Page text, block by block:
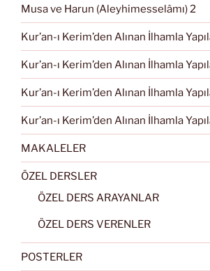
Musa ve Harun (Aleyhimesselâmı) 2
Kur’an-ı Kerim’den Alınan İlhamla
Kur’an-ı Kerim’den Alınan İlhamla
Kur’an-ı Kerim’den Alınan İlhamla
Kur’an-ı Kerim’den Alınan İlhamla
MAKALELER
ÖZEL DERSLER
ÖZEL DERS ARAYANLAR
ÖZEL DERS VERENLER
POSTERLER